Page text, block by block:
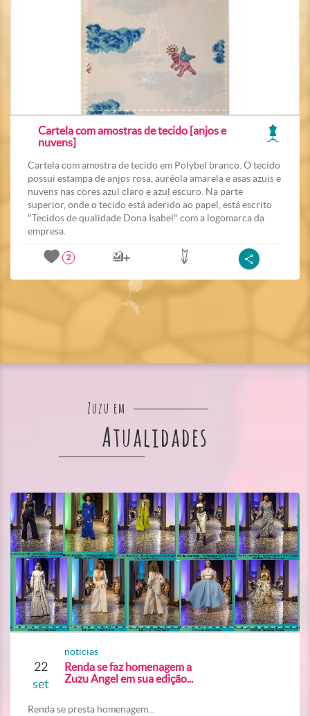
Cartela com amostras de tecido [anjos e
nuvens]
Cartela com amostra de tecido em Polybel branco. O tecido
possui estampa de anjos rosa, auréola amarela e asas azuis e
nuvens nas cores azul claro e azul escuro. Na parte
superior, onde o tecido está aderido ao papel, está escrito
"Tecidos de qualidade Dona Isabel" com a logomarca da
empresa.
2
Zuzu em
Atualidades
22
set
noticias
Renda se faz homenagem a
Zuzu Angel em sua edição...
Renda se presta homenagem...